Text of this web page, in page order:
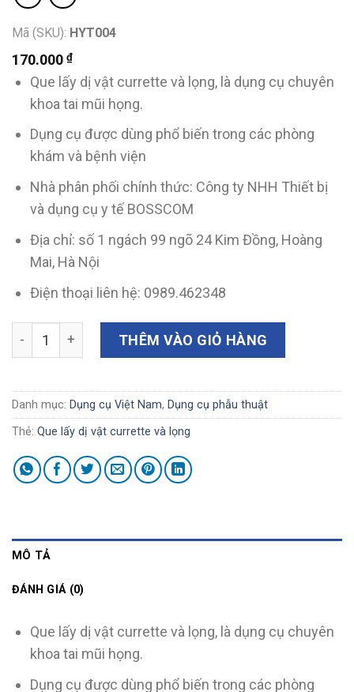
Mã (SKU): HYT004
170.000 ₫
Que lấy dị vật currette và lọng, là dụng cụ chuyên
khoa tai mũi họng.
Dụng cụ được dùng phổ biến trong các phòng
khám và bệnh viện
Nhà phân phối chính thức: Công ty NHH Thiết bị
và dụng cụ y tế BOSSCOM
Địa chỉ: số 1 ngách 99 ngõ 24 Kim Đồng, Hoàng
Mai, Hà Nội
Điện thoại liên hệ: 0989.462348
Que lấy dị vật currette và lọng số lượng
THÊM VÀO GIỎ HÀNG
Danh mục: Dụng cụ Việt Nam, Dụng cụ phẫu thuật
Thẻ: Que lấy dị vật currette và lọng
MÔ TẢ
ĐÁNH GIÁ (0)
Que lấy dị vật currette và lọng, là dụng cụ chuyên
khoa tai mũi họng.
Dụng cụ được dùng phổ biến trong các phòng